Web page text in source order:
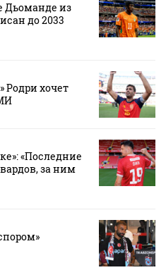
Дьоманде из
до 2033
Родри хочет
«Последние
за ним